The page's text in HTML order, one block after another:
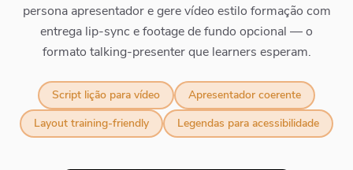
persona apresentador e gere vídeo estilo formação com
entrega lip-sync e footage de fundo opcional — o
formato talking-presenter que learners esperam.
Script lição para vídeo
Apresentador coerente
Layout training-friendly
Legendas para acessibilidade